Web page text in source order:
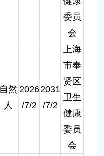
委员
会
自然
人
2026
/7/2
2031
/7/2
上海
市奉
贤区
卫生
健康
委员
会